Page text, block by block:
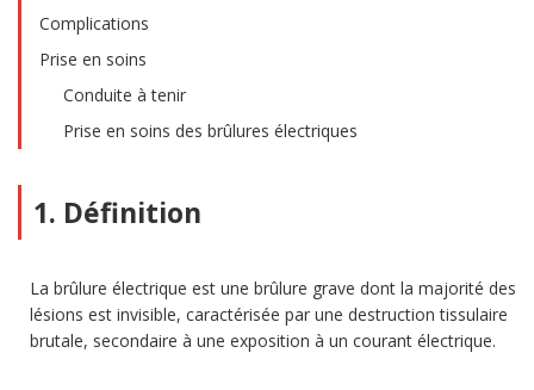
Complications
Prise en soins
Conduite à tenir
Prise en soins des brûlures électriques
1. Définition
La brûlure électrique est une brûlure grave dont la majorité des
lésions est invisible, caractérisée par une destruction tissulaire
brutale, secondaire à une exposition à un courant électrique.